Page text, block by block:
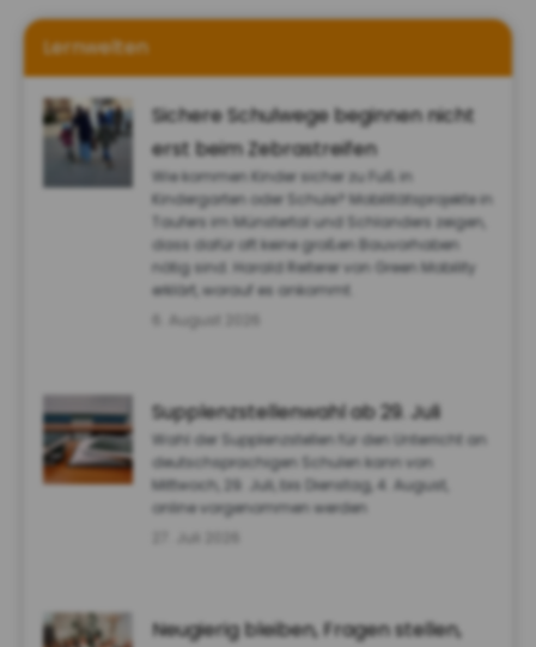
Lernwelten
Sichere Schulwege beginnen nicht
erst beim Zebrastreifen
Wie kommen Kinder sicher zu Fuß in
Kindergarten oder Schule? Mobilitätsprojekte in
Taufers im Münstertal und Schlanders zeigen,
dass dafür oft keine großen Bauvorhaben
nötig sind. Harald Reiterer von Green Mobility
erklärt, worauf es ankommt.
6. August 2026
Supplenzstellenwahl ab 29. Juli
Wahl der Supplenzstellen für den Unterricht an
deutschsprachigen Schulen kann von
Mittwoch, 29. Juli, bis Dienstag, 4. August,
online vorgenommen werden
Neugierig bleiben, Fragen stellen,